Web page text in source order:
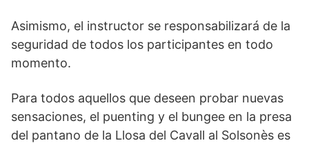
Asimismo, el instructor se responsabilizará de la
seguridad de todos los participantes en todo
momento.
Para todos aquellos que deseen probar nuevas
sensaciones, el puenting y el bungee en la presa
del pantano de la Llosa del Cavall al Solsonès es